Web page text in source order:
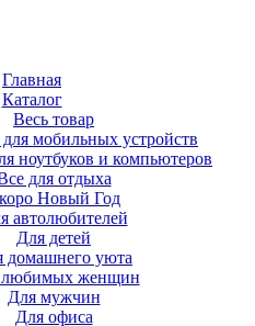
Главная
Каталог
Весь товар
мобильных устройств
ноутбуков и компьютеров
для отдыха
Новый Год
автолюбителей
Для детей
домашнего уюта
любимых женщин
Для мужчин
Для офиса